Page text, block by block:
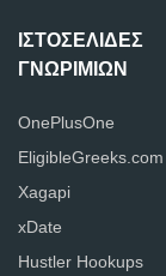
ΙΣΤΟΣΕΛΊΔΕΣ
ΓΝΩΡΙΜΙΏΝ
OnePlusOne
EligibleGreeks.com
Xagapi
xDate
Hustler Hookups